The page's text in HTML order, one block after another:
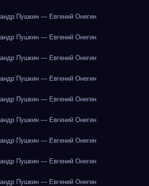
Пушкин — Евгений Онегин
Пушкин — Евгений Онегин
Пушкин — Евгений Онегин
Пушкин — Евгений Онегин
Пушкин — Евгений Онегин
Пушкин — Евгений Онегин
Пушкин — Евгений Онегин
Пушкин — Евгений Онегин
Пушкин — Евгений Онегин